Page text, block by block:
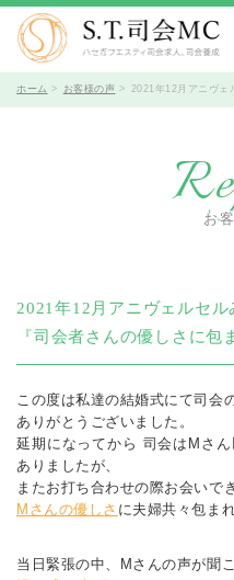
受付時間 10時～
ホーム お客様の声 2021年12月アニヴェルセルみなと
お
2021年12月アニヴェルセ
『司会者さんの優しさに包
この度は私達の結婚式にて司会
ありがとうございました。
延期になってから 司会はMさ
ありましたが、
またお打ち合わせの際お会いで
Mさんの優しさ に夫婦共々包ま
当日緊張の中、Mさんの声が聞